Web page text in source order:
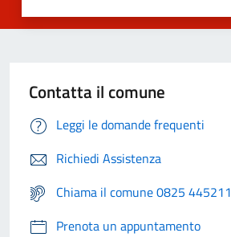
Contatta il comune
Leggi le domande frequenti
Richiedi Assistenza
Chiama il comune 0825 445211
Prenota un appuntamento